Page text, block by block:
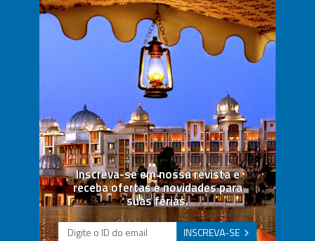
Inscreva-se em nossa revista e
receba ofertas e novidades para
suas férias.
INSCREVA-SE